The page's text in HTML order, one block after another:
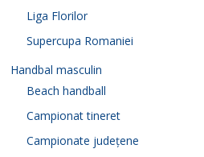
Liga Florilor
Supercupa Romaniei
Handbal masculin
Beach handball
Campionat tineret
Campionate județene